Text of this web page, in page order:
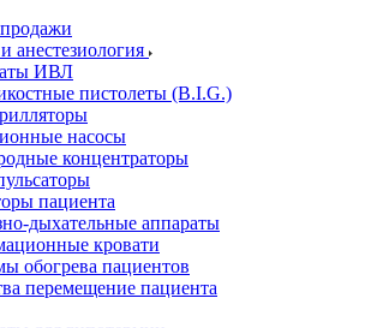
анестезиология
ИВЛ
пистолеты (B.I.G.)
насосы
концентраторы
пациента
дыхательные аппараты
кровати
обогрева пациентов
перемещение пациента